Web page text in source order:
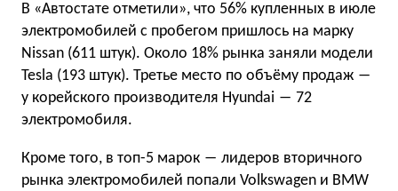
В «Автостате отметили», что 56% купленных в июле
электромобилей с пробегом пришлось на марку
Nissan (611 штук). Около 18% рынка заняли модели
Tesla (193 штук). Третье место по объёму продаж ―
у корейского производителя Hyundai ― 72
электромобиля.
Кроме того, в топ-5 марок ― лидеров вторичного
рынка электромобилей попали Volkswagen и BMW